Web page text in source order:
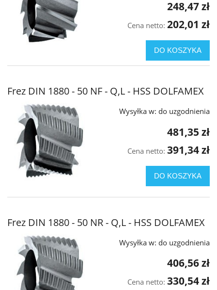
248,47 zł
Cena netto: 202,01 zł
DO KOSZYKA
Frez DIN 1880 - 50 NF - Q,L - HSS DOLFAMEX
Wysyłka w: do uzgodnienia
481,35 zł
Cena netto: 391,34 zł
DO KOSZYKA
Frez DIN 1880 - 50 NR - Q,L - HSS DOLFAMEX
Wysyłka w: do uzgodnienia
406,56 zł
Cena netto: 330,54 zł